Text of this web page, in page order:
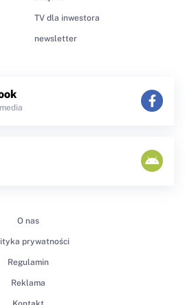
TV dla inwestora
newsletter
O nas
prywatności
Regulamin
Reklama